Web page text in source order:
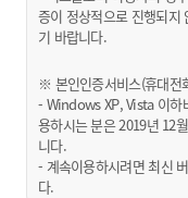
증이 정상적으로 진행되지
기 바랍니다.
※ 본인인증서비스(휴대전
- Windows XP, Vista 이
용하시는 분은 2019년 12
니다.
- 계속이용하시려면 최신
다.